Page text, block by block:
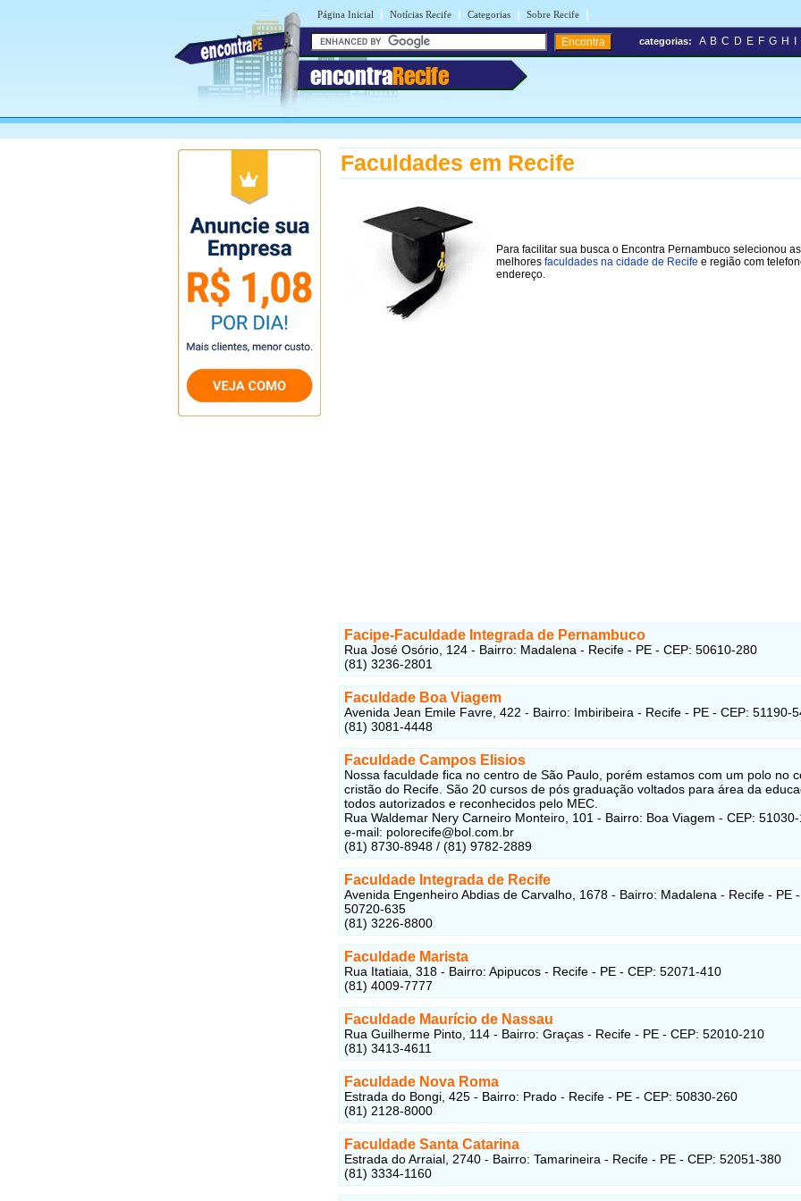
Página Inicial | Notícias Recife | Categorias | Sobre Recife |
encontraRecife
categorias: A B C D E F G H
Faculdades em Recife
Para facilitar sua busca o Encontra Pernambuco selecionou as
melhores faculdades na cidade de Recife e região com
endereço.
Facipe-Faculdade Integrada de Pernambuco
Rua José Osório, 124 - Bairro: Madalena - Recife - PE - CEP: 50610-280
(81) 3236-2801
Faculdade Boa Viagem
Avenida Jean Emile Favre, 422 - Bairro: Imbiribeira - Recife - PE - CEP: 51190-
(81) 3081-4448
Faculdade Campos Elisios
Nossa faculdade fica no centro de São Paulo, porém estamos com um polo no
cristão do Recife. São 20 cursos de pós graduação voltados para área da
todos autorizados e reconhecidos pelo MEC.
Rua Waldemar Nery Carneiro Monteiro, 101 - Bairro: Boa Viagem - CEP:
e-mail: polorecife@bol.com.br
(81) 8730-8948 / (81) 9782-2889
Faculdade Integrada de Recife
Avenida Engenheiro Abdias de Carvalho, 1678 - Bairro: Madalena - Recife - PE
50720-635
(81) 3226-8800
Faculdade Marista
Rua Itatiaia, 318 - Bairro: Apipucos - Recife - PE - CEP: 52071-410
(81) 4009-7777
Faculdade Maurício de Nassau
Rua Guilherme Pinto, 114 - Bairro: Graças - Recife - PE - CEP: 52010-210
(81) 3413-4611
Faculdade Nova Roma
Estrada do Bongi, 425 - Bairro: Prado - Recife - PE - CEP: 50830-260
(81) 2128-8000
Faculdade Santa Catarina
Estrada do Arraial, 2740 - Bairro: Tamarineira - Recife - PE - CEP: 52051-380
(81) 3334-1160